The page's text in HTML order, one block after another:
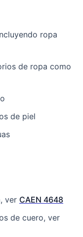
ropa
de ropa como
de piel
ver CAEN 4648
de cuero, ver